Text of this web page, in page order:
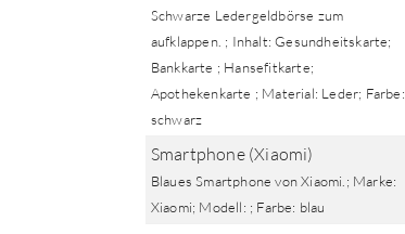
Schwarze Ledergeldbörse zum
aufklappen. ; Inhalt: Gesundheitskarte;
Bankkarte ; Hansefitkarte;
Apothekenkarte ; Material: Leder; Farbe:
schwarz
Smartphone (Xiaomi)
Blaues Smartphone von Xiaomi.; Marke:
Xiaomi; Modell: ; Farbe: blau